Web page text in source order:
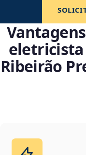
eletricista
Ribeirão